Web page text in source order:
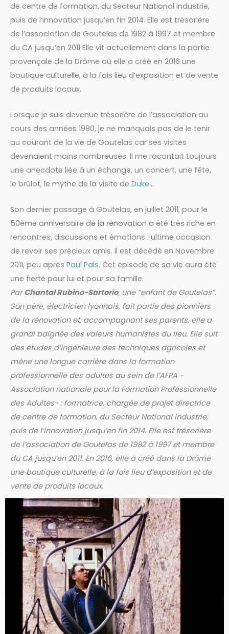
de centre de formation, du Secteur National Industrie,
puis de l’innovation jusqu’en fin 2014. Elle est trésorière
de l’association de Goutelas de 1982 à 1997 et membre
du CA jusqu’en 2011 Elle vit actuellement dans la partie
provençale de la Drôme où elle a créé en 2016 une
boutique culturelle, à la fois lieu d’exposition et de vente
de produits locaux.
Lorsque je suis devenue trésorière de l’association au
cours des années 1980, je ne manquais pas de le tenir
au courant de la vie de Goutelas car ses visites
devenaient moins nombreuses. Il me racontait toujours
une anecdote liée à un échange, un concert, une fête,
le brûlot, le mythe de la visite de Duke...
Son dernier passage à Goutelas, en juillet 2011, pour le
50ème anniversaire de la rénovation a été très riche en
rencontres, discussions et émotions : ultime occasion
de revoir ses précieux amis. Il est décédé en Novembre
2011, peu après Paul Païs. Cet épisode de sa vie aura été
une fierté pour lui et pour sa famille.
ParChantal Rubino-Sartorio, une “enfant de Goutelas”.
Son père, électricien lyonnais, fait partie des pionniers
de la rénovation et, accompagnant ses parents, elle a
grandi baignée des valeurs humanistes du lieu. Elle suit
des études d’ingénieure des techniques agricoles et
mène une longue carrière dans la formation
professionnelle des adultes au sein de l’AFPA -
Association nationale pour la Formation Professionnelle
des Adultes- : formatrice, chargée de projet directrice
de centre de formation, du Secteur National Industrie,
puis de l’innovation jusqu’en fin 2014. Elle est trésorière
de l’association de Goutelas de 1982 à 1997 et membre
du CA jusqu’en 2011. En 2016, elle a créé dans la Drôme
une boutique culturelle, à la fois lieu d’exposition et de
vente de produits locaux.